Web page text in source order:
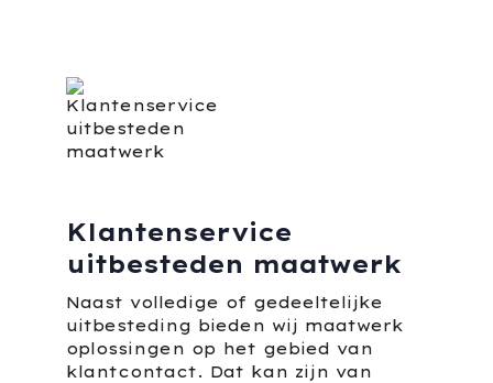
Klantenservice
uitbesteden maatwerk
Naast volledige of gedeeltelijke
uitbesteding bieden wij maatwerk
oplossingen op het gebied van
klantcontact. Dat kan zijn van